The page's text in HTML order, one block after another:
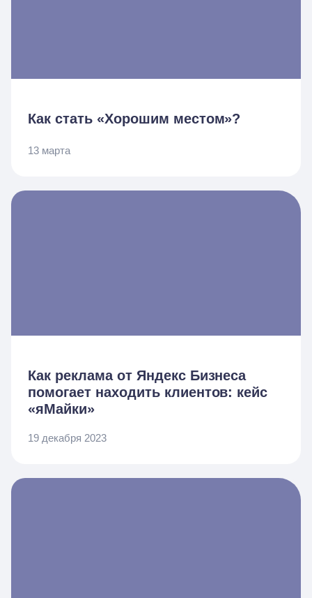
Как стать «Хорошим местом»?
13 марта
Как реклама от Яндекс Бизнеса
помогает находить клиентов: кейс
«яМайки»
19 декабря 2023